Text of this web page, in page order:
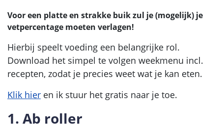
Voor een platte en strakke buik zul je (mogelijk) je
vetpercentage moeten verlagen!
Hierbij speelt voeding een belangrijke rol.
Download het simpel te volgen weekmenu incl.
recepten, zodat je precies weet wat je kan eten.
Klik hier en ik stuur het gratis naar je toe.
1. Ab roller